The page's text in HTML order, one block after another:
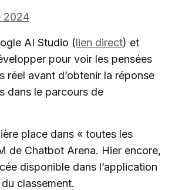
2024
AI Studio (lien direct) et
pour voir les pensées
réel avant d’obtenir la réponse
dans le parcours de
place dans « toutes les
de Chatbot Arena. Hier encore,
disponible dans l’application
classement.